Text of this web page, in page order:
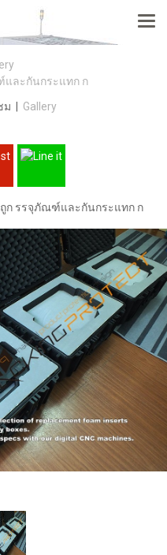
ละกันกระแทก ก
ม Gallery
ก รรจุภัณฑ์และกันกระแทก ก